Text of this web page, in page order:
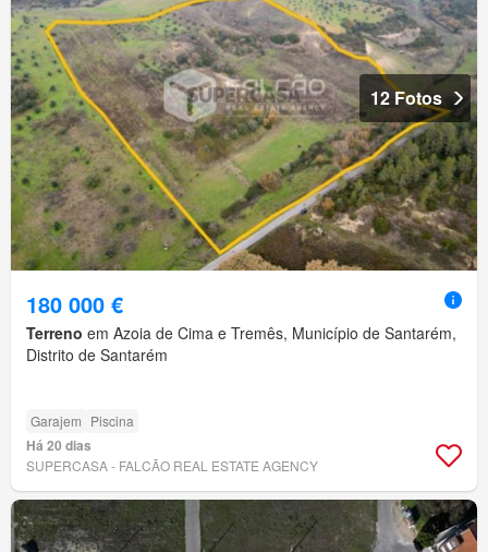
12 Fotos
180 000 €
Terreno em Azoia de Cima e Tremês, Município de Santarém,
Distrito de Santarém
Garajem Piscina
Há 20 dias
SUPERCASA - FALCÃO REAL ESTATE AGENCY